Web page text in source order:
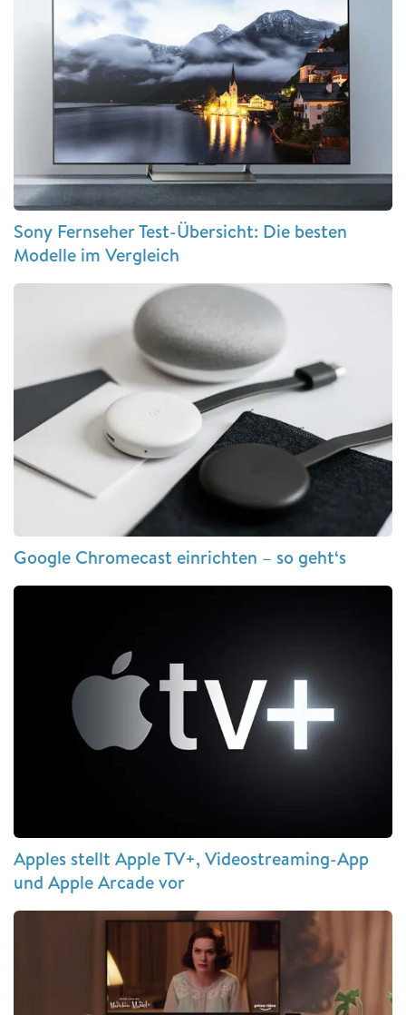
Sony Fernseher Test-Übersicht: Die besten
Modelle im Vergleich
Google Chromecast einrichten – so geht‘s
Apples stellt Apple TV+, Videostreaming-App
und Apple Arcade vor